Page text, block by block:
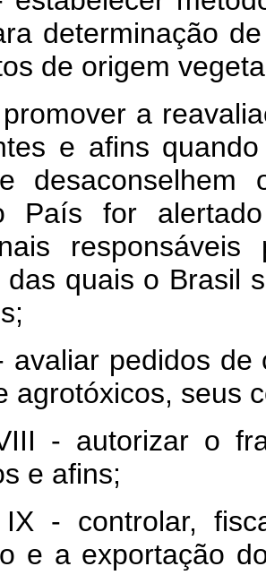
determinação
de origem
a
e afins
País for
das quais o Brasil
avaliar pedidos de
agrotóxicos, seus
- autorizar o
e afins;
IX - controlar,
e a exportação